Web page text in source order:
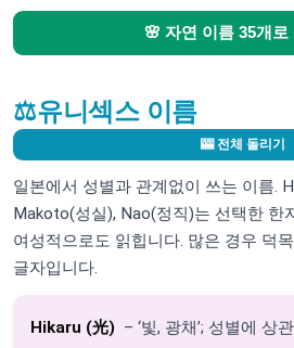
🌸 자연 이름 35개로
⚖️유니섹스 이름
🎰 전체 돌리기
일본에서 성별과 관계없이 쓰는 이름.
Makoto(성실), Nao(정직)는 선택한 한
여성적으로도 읽힙니다. 많은 경우 덕
글자입니다.
Hikaru (光) – ‘빛, 광채’; 성별에 상